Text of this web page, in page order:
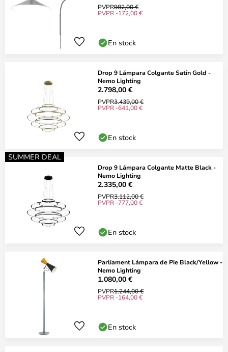
PVPR982,00 €
PVPR -172,00 €
En stock
Drop 9 Lámpara Colgante Satin Gold -
Nemo Lighting
2.798,00 €
PVPR3.439,00 €
PVPR -641,00 €
En stock
SUMMER DEAL
Drop 9 Lámpara Colgante Matte Black -
Nemo Lighting
2.335,00 €
PVPR3.112,00 €
PVPR -777,00 €
En stock
Parliament Lámpara de Pie Black/Yellow -
Nemo Lighting
1.080,00 €
PVPR1.244,00 €
PVPR -164,00 €
En stock